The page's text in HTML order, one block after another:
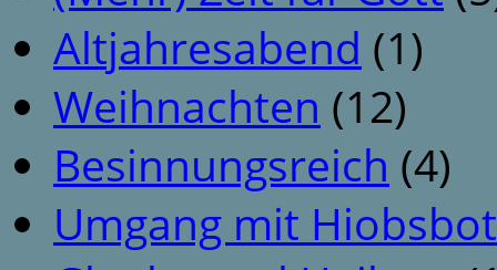
Altjahresabend (1)
Weihnachten (12)
Besinnungsreich (4)
Umgang mit